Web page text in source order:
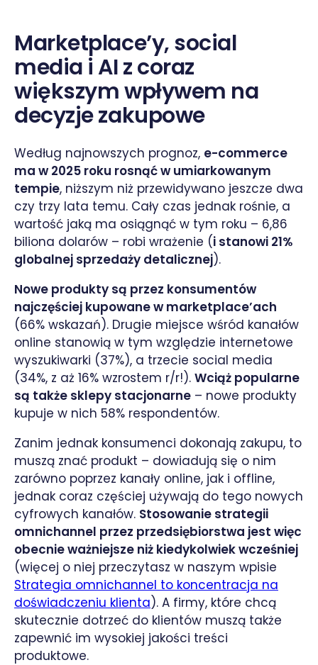
Marketplace’y, social
media i AI z coraz
większym wpływem na
decyzje zakupowe
Według najnowszych prognoz, e-commerce
ma w 2025 roku rosnąć w umiarkowanym
tempie, niższym niż przewidywano jeszcze dwa
czy trzy lata temu. Cały czas jednak rośnie, a
wartość jaką ma osiągnąć w tym roku – 6,86
biliona dolarów – robi wrażenie (i stanowi 21%
globalnej sprzedaży detalicznej).
Nowe produkty są przez konsumentów
najczęściej kupowane w marketplace’ach
(66% wskazań). Drugie miejsce wśród kanałów
online stanowią w tym względzie internetowe
wyszukiwarki (37%), a trzecie social media
(34%, z aż 16% wzrostem r/r!). Wciąż popularne
są także sklepy stacjonarne – nowe produkty
kupuje w nich 58% respondentów.
Zanim jednak konsumenci dokonają zakupu, to
muszą znać produkt – dowiadują się o nim
zarówno poprzez kanały online, jak i offline,
jednak coraz częściej używają do tego nowych
cyfrowych kanałów. Stosowanie strategii
omnichannel przez przedsiębiorstwa jest więc
obecnie ważniejsze niż kiedykolwiek wcześniej
(więcej o niej przeczytasz w naszym wpisie
Strategia omnichannel to koncentracja na
doświadczeniu klienta). A firmy, które chcą
skutecznie dotrzeć do klientów muszą także
zapewnić im wysokiej jakości treści
produktowe.